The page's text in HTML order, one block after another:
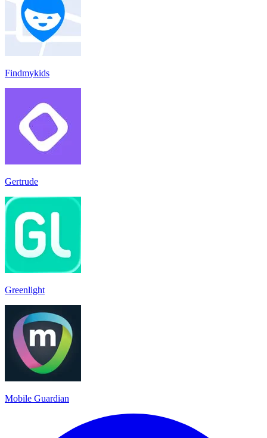
Findmykids
Gertrude
Greenlight
Mobile Guardian